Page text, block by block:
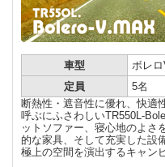
車型
ボレ
定員
5名
断熱性・遮音性に優れ、快適
呼ぶにふさわしいTR550L-
ットソファー、寝心地のよさ
的な家具、そして充実した設
極上の空間を演出するキャン